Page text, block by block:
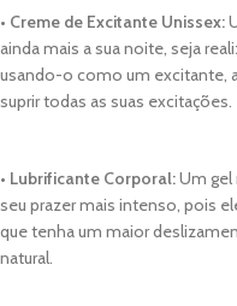
• Creme de Excitante Unissex:
ainda mais a sua noite, seja
usando-o como um excitante,
suprir todas as suas excitações.
• Lubrificante Corporal:Um gel
seu prazer mais intenso, pois
que tenha um maior
natural.